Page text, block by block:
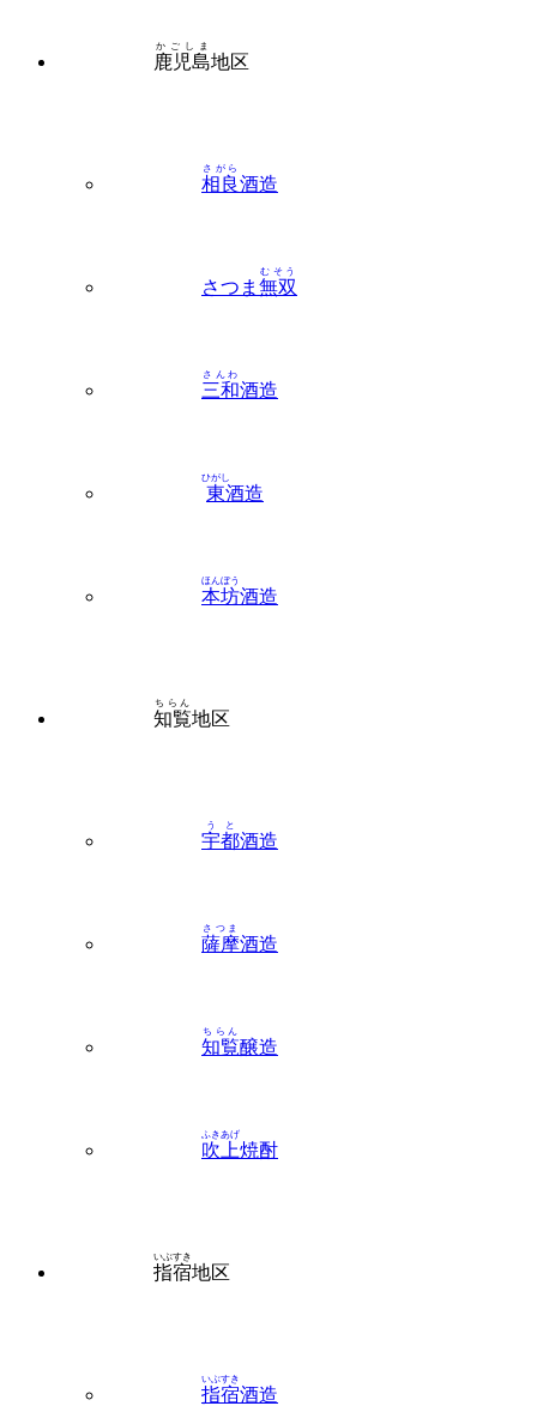
鹿児島
かごしま
地区
相良
さがら
酒造
さつま 無双
むそう
三和
さんわ
酒造
東
ひがし
酒造
本坊
ほんぼう
酒造
知覧
ちらん
地区
宇都
うと
酒造
薩摩
さつま
酒造
知覧
ちらん
醸造
吹上
ふきあげ
焼酎
指宿
いぶすき
地区
指宿
いぶすき
酒造